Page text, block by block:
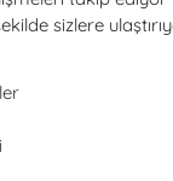
sizlere